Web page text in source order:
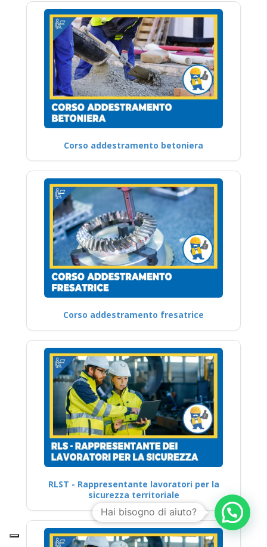
Corso addestramento betoniera
Corso addestramento fresatrice
RLST - Rappresentante lavoratori per la
sicurezza territoriale